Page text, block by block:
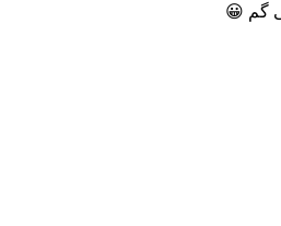
گم 😀